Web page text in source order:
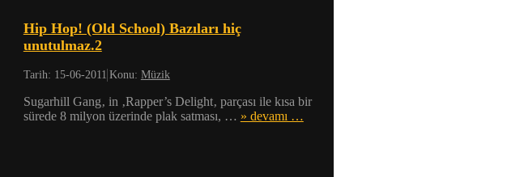
Hip Hop! (Old School) Bazıları hiç
unutulmaz.2
Tarih: 15-06-2011 Konu: Müzik
Sugarhill Gang‚ in ‚Rapper’s Delight‚ parçası ile kısa bir
sürede 8 milyon üzerinde plak satması, … » devamı …